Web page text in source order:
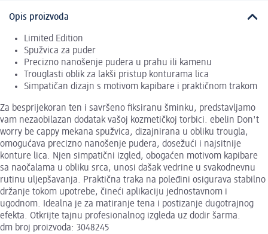
Opis proizvoda
Limited Edition
Spužvica za puder
Precizno nanošenje pudera u prahu ili kamenu
Trouglasti oblik za lakši pristup konturama lica
Simpatičan dizajn s motivom kapibare i praktičnom trakom
Za besprijekoran ten i savršeno fiksiranu šminku, predstavljamo
vam nezaobilazan dodatak vašoj kozmetičkoj torbici. ebelin Don't
worry be cappy mekana spužvica, dizajnirana u obliku trougla,
omogućava precizno nanošenje pudera, dosežući i najsitnije
konture lica. Njen simpatični izgled, obogaćen motivom kapibare
sa naočalama u obliku srca, unosi dašak vedrine u svakodnevnu
rutinu uljepšavanja. Praktična traka na poleđini osigurava stabilno
držanje tokom upotrebe, čineći aplikaciju jednostavnom i
ugodnom. Idealna je za matiranje tena i postizanje dugotrajnog
efekta. Otkrijte tajnu profesionalnog izgleda uz dodir šarma.
dm broj proizvoda: 3048245